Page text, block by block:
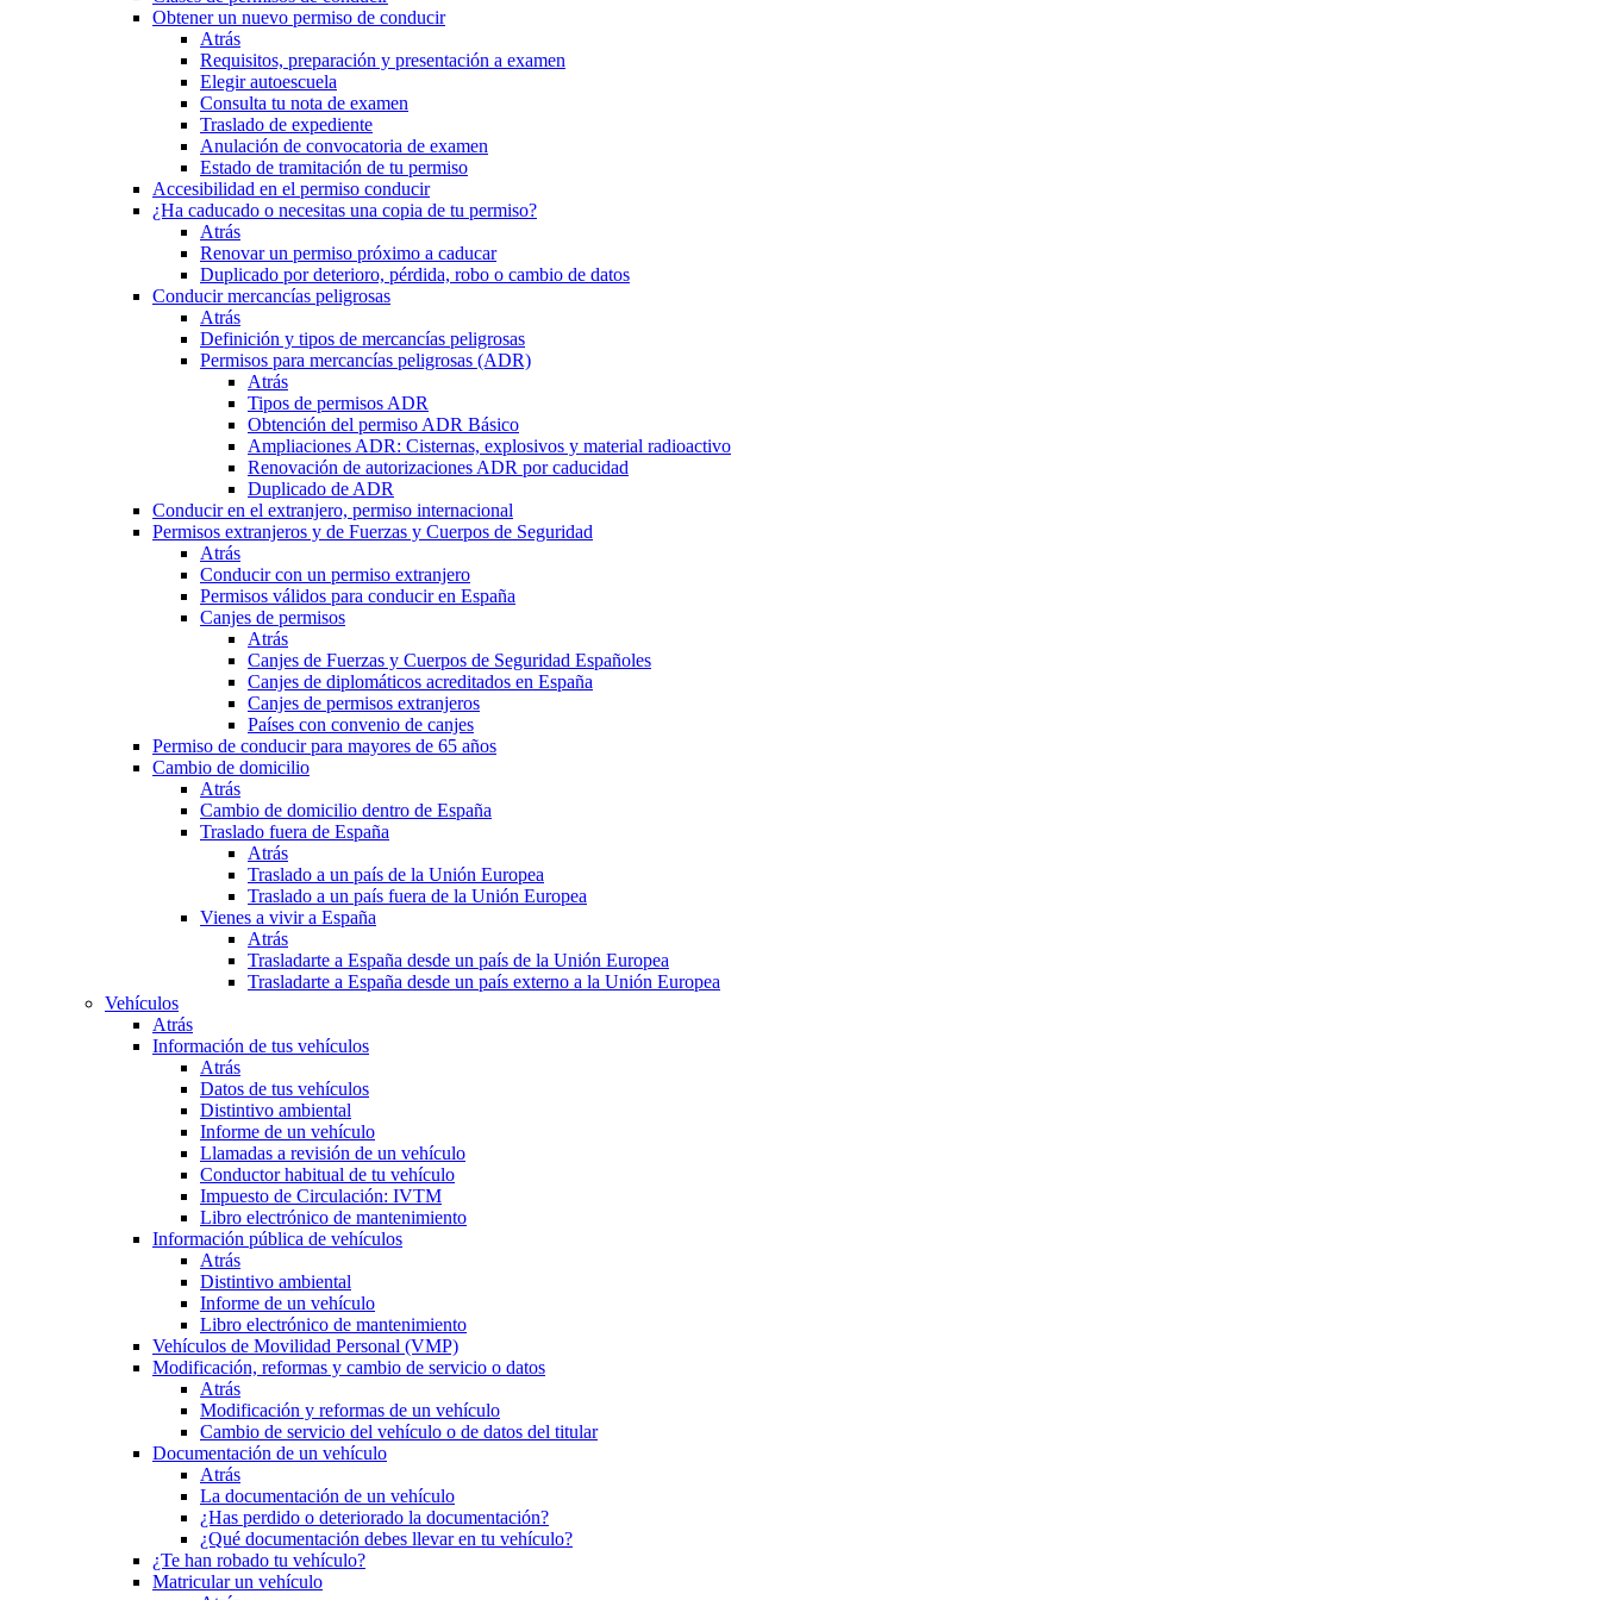
Obtener un nuevo permiso de conducir
Atrás
Requisitos, preparación y presentación a examen
Elegir autoescuela
Consulta tu nota de examen
Traslado de expediente
Anulación de convocatoria de examen
Estado de tramitación de tu permiso
Accesibilidad en el permiso conducir
¿Ha caducado o necesitas una copia de tu permiso?
Atrás
Renovar un permiso próximo a caducar
Duplicado por deterioro, pérdida, robo o cambio de datos
Conducir mercancías peligrosas
Atrás
Definición y tipos de mercancías peligrosas
Permisos para mercancías peligrosas (ADR)
Atrás
Tipos de permisos ADR
Obtención del permiso ADR Básico
Ampliaciones ADR: Cisternas, explosivos y material radioactivo
Renovación de autorizaciones ADR por caducidad
Duplicado de ADR
Conducir en el extranjero, permiso internacional
Permisos extranjeros y de Fuerzas y Cuerpos de Seguridad
Atrás
Conducir con un permiso extranjero
Permisos válidos para conducir en España
Canjes de permisos
Atrás
Canjes de Fuerzas y Cuerpos de Seguridad Españoles
Canjes de diplomáticos acreditados en España
Canjes de permisos extranjeros
Países con convenio de canjes
Permiso de conducir para mayores de 65 años
Cambio de domicilio
Atrás
Cambio de domicilio dentro de España
Traslado fuera de España
Atrás
Traslado a un país de la Unión Europea
Traslado a un país fuera de la Unión Europea
Vienes a vivir a España
Atrás
Trasladarte a España desde un país de la Unión Europea
Trasladarte a España desde un país externo a la Unión Europea
Vehículos
Atrás
Información de tus vehículos
Atrás
Datos de tus vehículos
Distintivo ambiental
Informe de un vehículo
Llamadas a revisión de un vehículo
Conductor habitual de tu vehículo
Impuesto de Circulación: IVTM
Libro electrónico de mantenimiento
Información pública de vehículos
Atrás
Distintivo ambiental
Informe de un vehículo
Libro electrónico de mantenimiento
Vehículos de Movilidad Personal (VMP)
Modificación, reformas y cambio de servicio o datos
Atrás
Modificación y reformas de un vehículo
Cambio de servicio del vehículo o de datos del titular
Documentación de un vehículo
Atrás
La documentación de un vehículo
¿Has perdido o deteriorado la documentación?
¿Qué documentación debes llevar en tu vehículo?
¿Te han robado tu vehículo?
Matricular un vehículo